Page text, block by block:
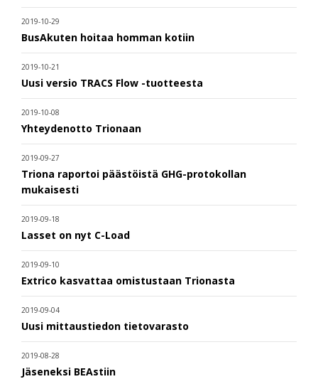
2019-10-29
BusAkuten hoitaa homman kotiin
2019-10-21
Uusi versio TRACS Flow -tuotteesta
2019-10-08
Yhteydenotto Trionaan
2019-09-27
Triona raportoi päästöistä GHG-protokollan
mukaisesti
2019-09-18
Lasset on nyt C-Load
2019-09-10
Extrico kasvattaa omistustaan Trionasta
2019-09-04
Uusi mittaustiedon tietovarasto
2019-08-28
Jäseneksi BEAstiin